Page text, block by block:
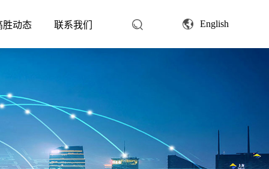
胜动态 联系我们 English